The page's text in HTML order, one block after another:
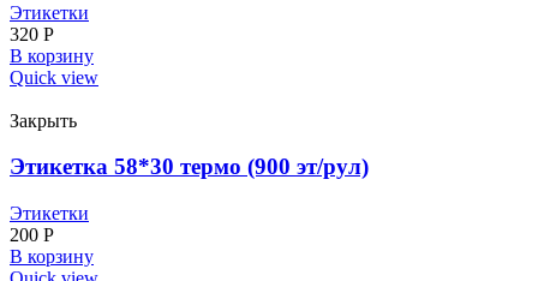
Этикетки
320 Р
В корзину
Quick view
Закрыть
Этикетка 58*30 термо (900 эт/рул)
Этикетки
200 Р
В корзину